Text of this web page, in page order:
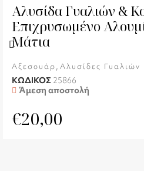
Αλυσίδα Γυαλιών &
Επιχρυσωμένο
Μάτια
Αξεσουάρ, Αλυσίδες Γυαλιών
ΚΩΔΙΚΟΣ 25866
Άμεση αποστολή
€20,00